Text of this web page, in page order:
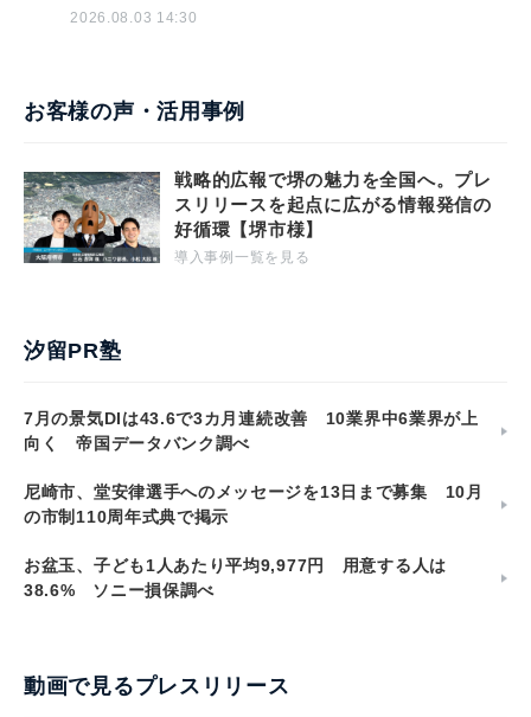
2026.08.03 14:30
お客様の声・活用事例
戦略的広報で堺の魅力を全国へ。プレ
スリリースを起点に広がる情報発信の
好循環【堺市様】
導入事例一覧を見る
汐留PR塾
7月の景気DIは43.6で3カ月連続改善 10業界中6業界が上
向く 帝国データバンク調べ
尼崎市、堂安律選手へのメッセージを13日まで募集 10月
の市制110周年式典で掲示
お盆玉、子ども1人あたり平均9,977円 用意する人は
38.6% ソニー損保調べ
動画で見るプレスリリース